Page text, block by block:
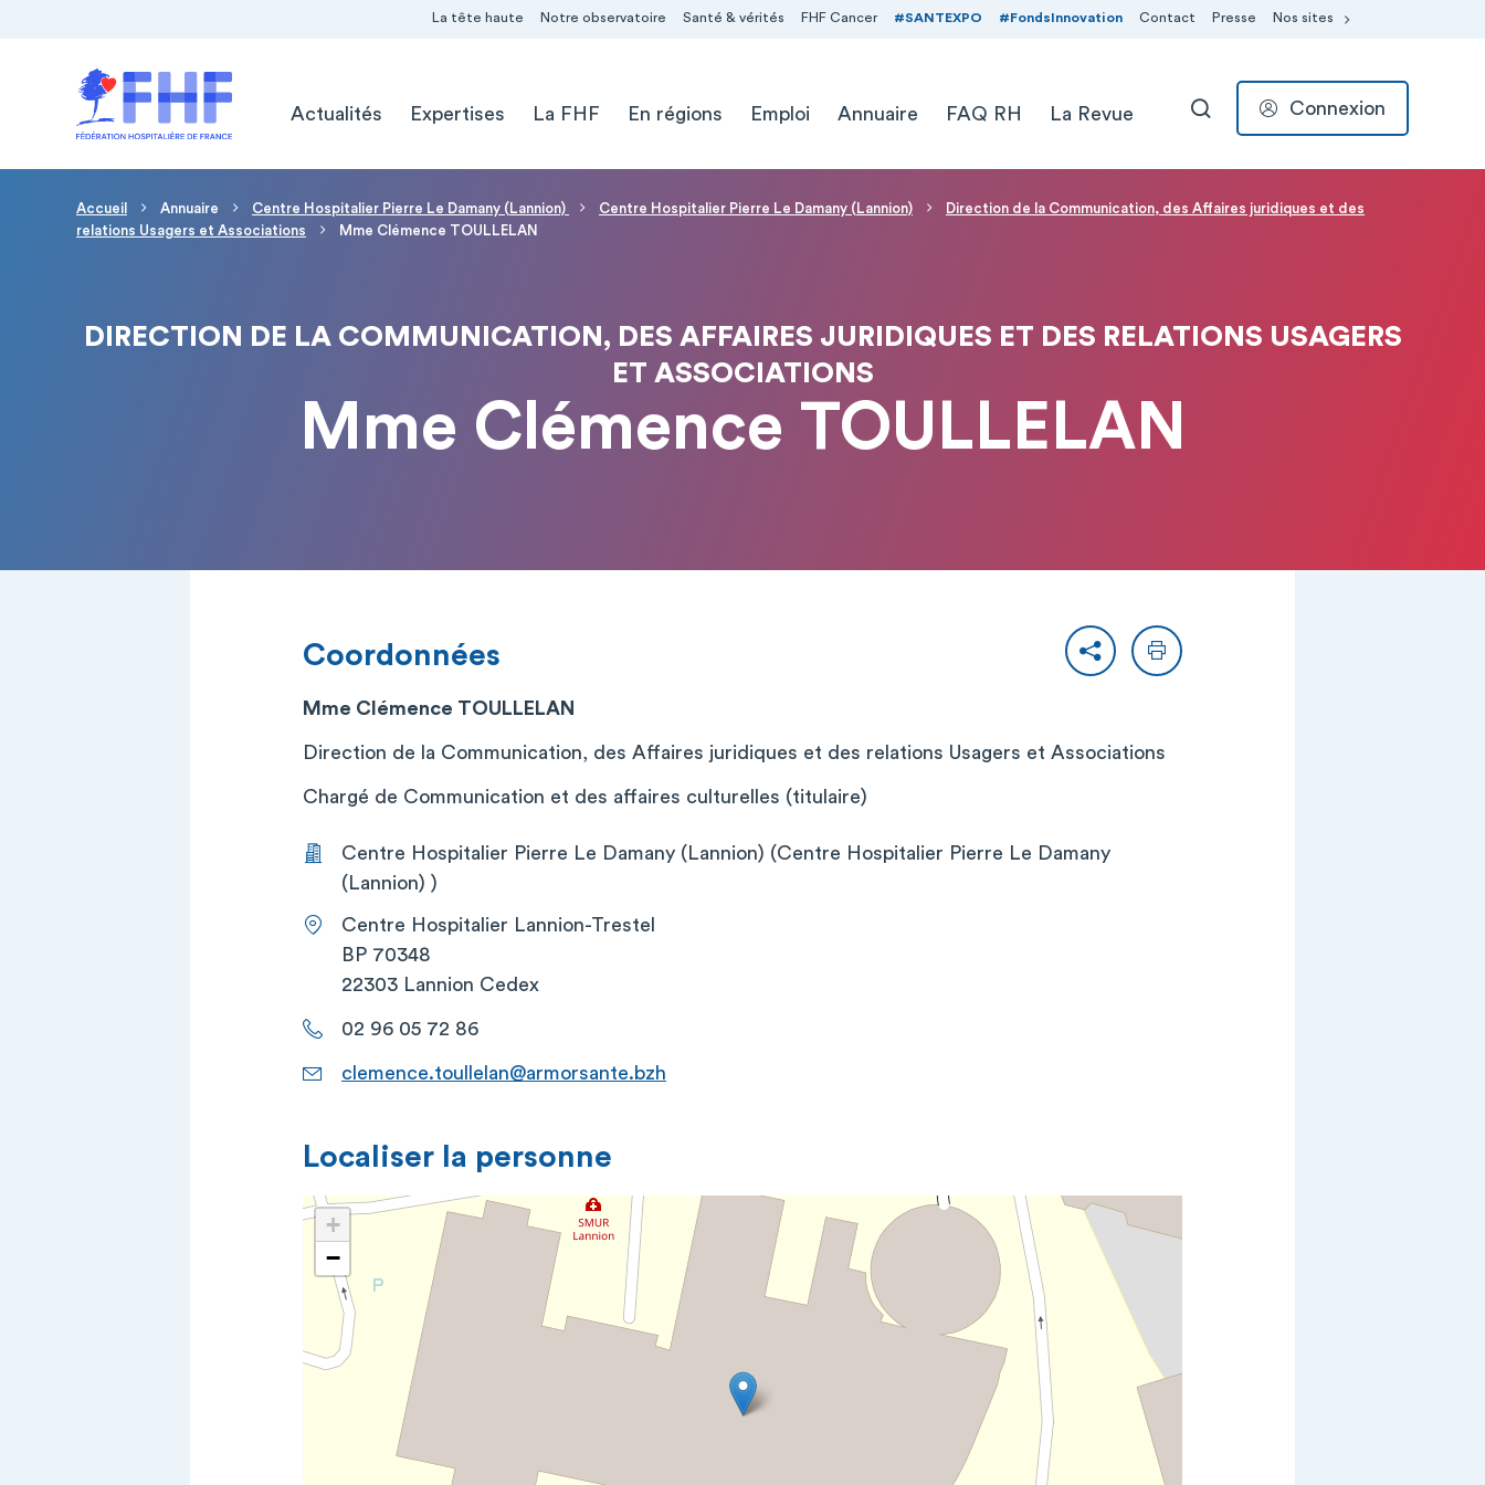
La tête haute Notre observatoire Santé & vérités FHF Cancer #SANTEXPO #FondsInnovation Contact Presse Nos sites
Actualités
Expertises La FHF En régions Emploi Annuaire FAQ RH La Revue RECHERCHER
Connexion
Fil d'Ariane
Accueil Annuaire Centre Hospitalier Pierre Le Damany (Lannion) Centre Hospitalier Pierre Le Damany (Lannion)
Direction de la Communication, des Affaires juridiques et des
relations Usagers et Associations
Mme Clémence TOULLELAN
DIRECTION DE LA COMMUNICATION, DES AFFAIRES JURIDIQUES ET DES RELATIONS USAGERS
ET ASSOCIATIONS
Mme Clémence TOULLELAN
PartagerImprimer
Coordonnées
Mme Clémence TOULLELAN
Direction de la Communication, des Affaires juridiques et des relations Usagers et Associations
Chargé de Communication et des affaires culturelles (titulaire)
Centre Hospitalier Pierre Le Damany (Lannion) (Centre Hospitalier Pierre Le Damany
(Lannion) )
Centre Hospitalier Lannion-Trestel
BP 70348
22303 Lannion Cedex
02 96 05 72 86
clemence.toullelan@armorsante.bzh
Localiser la personne
+
−